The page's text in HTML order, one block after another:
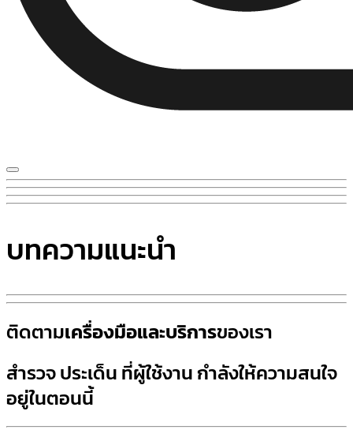
บทความแนะนำ
ติดตามเครื่องมือและบริการของเรา
สำรวจประเด็น ที่ผู้ใช้งาน กำลังให้ความสนใจ
อยู่ในตอนนี้